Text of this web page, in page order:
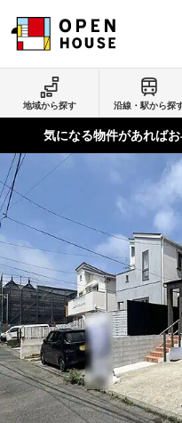
地域から探す 沿線・駅から探
気になる物件があれば